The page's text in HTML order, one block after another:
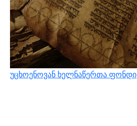
უცხოენოვან ხელნაწერთა ფონდი